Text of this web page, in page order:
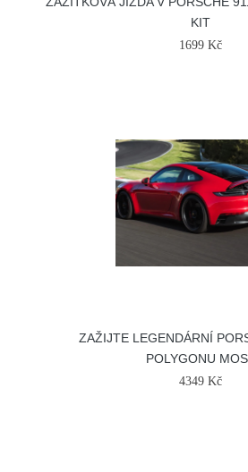
KIT
1699 Kč
ZAŽIJTE LEGENDÁRNÍ
POLYGONU
4349 Kč